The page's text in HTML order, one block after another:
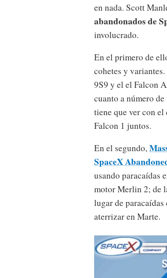
en nada. Scott
abandonados de
involucrado.
En el primero de
cohetes y
9S9 y el el Falcon
cuanto a número
tiene que ver con el
Falcon 1 juntos.
En el segundo,
SpaceX
usando paracaídas
motor Merlin 2; de
lugar de
aterrizar en Marte.